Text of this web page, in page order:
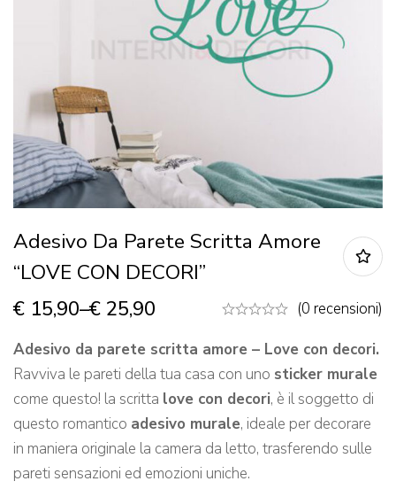
Adesivo Da Parete Scritta Amore
“LOVE CON DECORI”
€ 15,90–€ 25,90
(0 recensioni)
Adesivo da parete scritta amore – Love con decori.
Ravviva le pareti della tua casa con uno sticker murale
come questo! la scritta love con decori, è il soggetto di
questo romantico adesivo murale, ideale per decorare
in maniera originale la camera da letto, trasferendo sulle
pareti sensazioni ed emozioni uniche.